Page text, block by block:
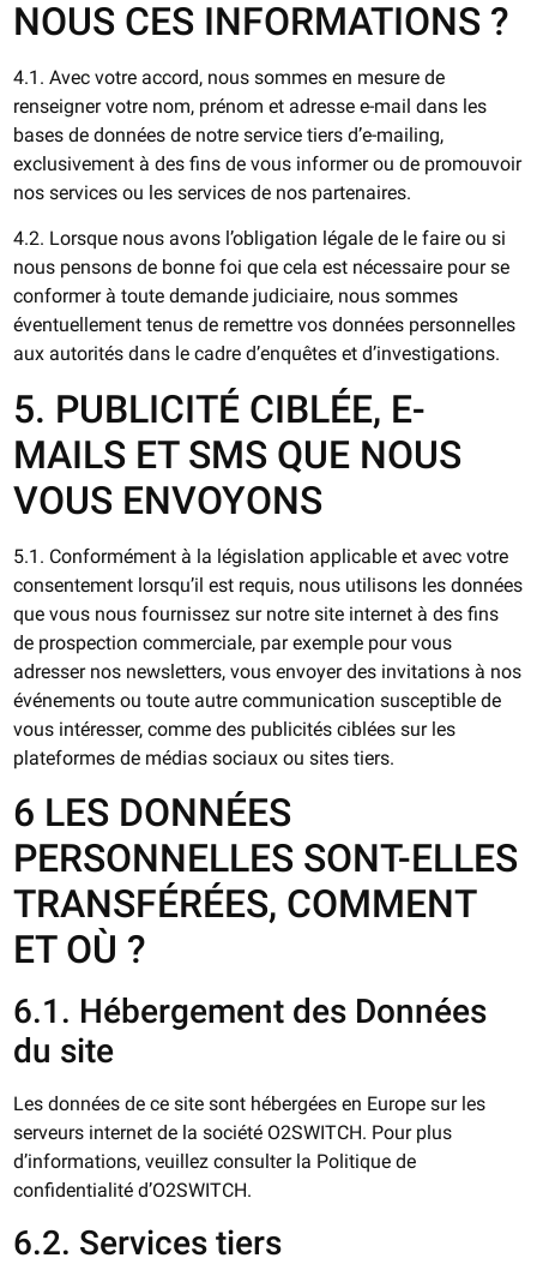
NOUS CES INFORMATIONS ?
4.1. Avec votre accord, nous sommes en mesure de
renseigner votre nom, prénom et adresse e-mail dans les
bases de données de notre service tiers d’e-mailing,
exclusivement à des fins de vous informer ou de promouvoir
nos services ou les services de nos partenaires.
4.2. Lorsque nous avons l’obligation légale de le faire ou si
nous pensons de bonne foi que cela est nécessaire pour se
conformer à toute demande judiciaire, nous sommes
éventuellement tenus de remettre vos données personnelles
aux autorités dans le cadre d’enquêtes et d’investigations.
5. PUBLICITÉ CIBLÉE, E-
MAILS ET SMS QUE NOUS
VOUS ENVOYONS
5.1. Conformément à la législation applicable et avec votre
consentement lorsqu’il est requis, nous utilisons les données
que vous nous fournissez sur notre site internet à des fins
de prospection commerciale, par exemple pour vous
adresser nos newsletters, vous envoyer des invitations à nos
événements ou toute autre communication susceptible de
vous intéresser, comme des publicités ciblées sur les
plateformes de médias sociaux ou sites tiers.
6 LES DONNÉES
PERSONNELLES SONT-ELLES
TRANSFÉRÉES, COMMENT
ET OÙ ?
6.1. Hébergement des Données
du site
Les données de ce site sont hébergées en Europe sur les
serveurs internet de la société O2SWITCH. Pour plus
d’informations, veuillez consulter la Politique de
confidentialité d’O2SWITCH.
6.2. Services tiers